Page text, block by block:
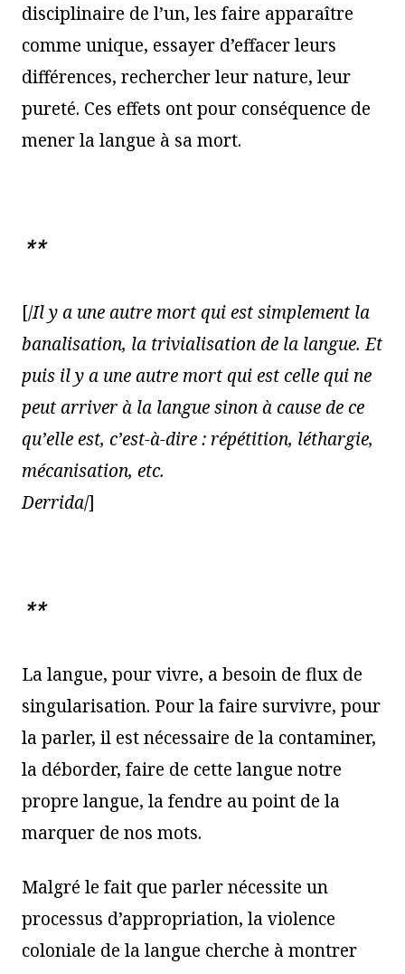
disciplinaire de l’un, les faire apparaître
comme unique, essayer d’effacer leurs
différences, rechercher leur nature, leur
pureté. Ces effets ont pour conséquence de
mener la langue à sa mort.
**
[/Il y a une autre mort qui est simplement la
banalisation, la trivialisation de la langue. Et
puis il y a une autre mort qui est celle qui ne
peut arriver à la langue sinon à cause de ce
qu’elle est, c’est-à-dire : répétition, léthargie,
mécanisation, etc.
Derrida/]
**
La langue, pour vivre, a besoin de flux de
singularisation. Pour la faire survivre, pour
la parler, il est nécessaire de la contaminer,
la déborder, faire de cette langue notre
propre langue, la fendre au point de la
marquer de nos mots.
Malgré le fait que parler nécessite un
processus d’appropriation, la violence
coloniale de la langue cherche à montrer